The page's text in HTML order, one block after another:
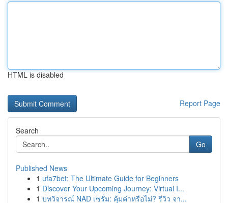
HTML is disabled
Report Page
Search
Go
Published News
1 ufa7bet: The Ultimate Guide for Beginners
1 Discover Your Upcoming Journey: Virtual I...
1 บทวิจารณ์ NAD เซรั่ม: คุ้มค่าหรือไม่? รีวิว จา...